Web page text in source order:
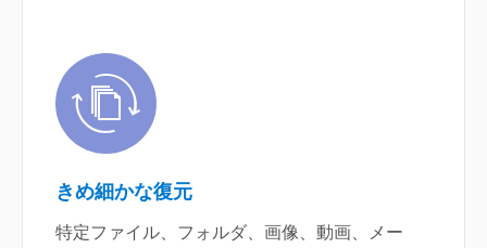
きめ細かな復元
特定ファイル、フォルダ、画像、動画、メー